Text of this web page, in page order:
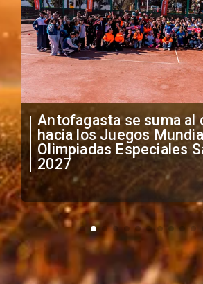
"Falta de
anuncia medidas por
irregular de futbolistas
extranjeros